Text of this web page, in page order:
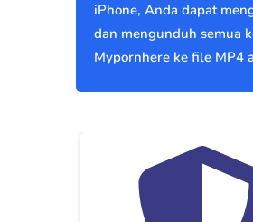
iPhone, Anda dapat
dan mengunduh semua
Mypornhere ke file MP4